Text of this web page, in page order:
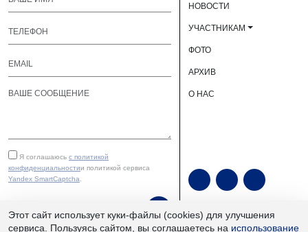
Я соглашаюсь с политикой
конфиденциальностии политикой сервиса
Yandex SmartCaptcha
НОВОСТИ
УЧАСТНИКАМ
ФОТО
АРХИВ
О НАС
Этот сайт использует куки-файлы (cookies) для улучшения
сервиса. Пользуясь сайтом, вы соглашаетесь на использование